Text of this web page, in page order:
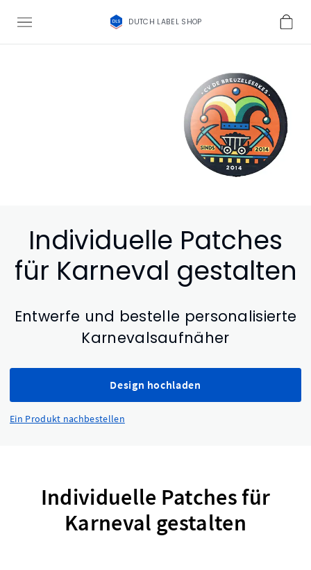
DUTCH LABEL SHOP
Individuelle Patches
für Karneval gestalten
Entwerfe und bestelle personalisierte
Karnevalsaufnäher
Design hochladen
Ein Produkt nachbestellen
Individuelle Patches für
Karneval gestalten